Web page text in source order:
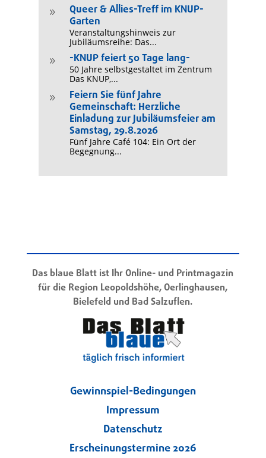
9
Queer & Allies-Treff im KNUP-
Garten
Veranstaltungshinweis zur
Jubiläumsreihe: Das...
9 -KNUP feiert 50 Tage lang-
50 Jahre selbstgestaltet im Zentrum
Das KNUP,...
9
Feiern Sie fünf Jahre
Gemeinschaft: Herzliche
Einladung zur Jubiläumsfeier am
Samstag, 29.8.2026
Fünf Jahre Café 104: Ein Ort der
Begegnung...
Das blaue Blatt ist Ihr Online- und Printmagazin
für die Region Leopoldshöhe, Oerlinghausen,
Bielefeld und Bad Salzuflen.
Gewinnspiel-Bedingungen
Impressum
Datenschutz
Erscheinungstermine 2026